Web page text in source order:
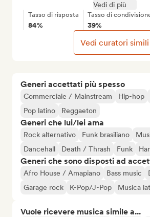
Generi accettati più spesso
Commerciale / Mainstream Hip-hop
Pop latino
Reggaeton
Generi che lui/lei ama
Rock alternativo Funk brasiliano
Dancehall
Death / Thrash Funk
Generi che sono disposti ad
Afro House / Amapiano Bass music
Garage rock
K-Pop/J-Pop Musica
Vuole ricevere musica simile a...
Vedi di più
Tasso di risposta
84%
Tasso di
39%
Vedi curatori simili